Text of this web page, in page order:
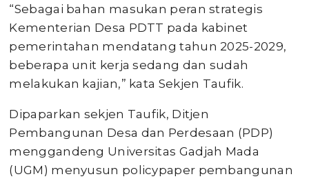
“Sebagai bahan masukan peran strategis
Kementerian Desa PDTT pada kabinet
pemerintahan mendatang tahun 2025-2029,
beberapa unit kerja sedang dan sudah
melakukan kajian,” kata Sekjen Taufik.
Dipaparkan sekjen Taufik, Ditjen
Pembangunan Desa dan Perdesaan (PDP)
menggandeng Universitas Gadjah Mada
(UGM) menyusun policypaper pembangunan